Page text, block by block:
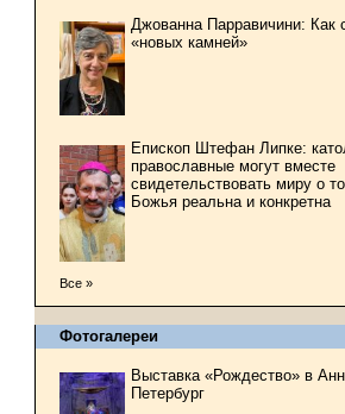
Джованна Парравичини: Как
«новых камней»
Епископ Штефан Липке:
православные могут вместе
свидетельствовать миру о
Божья реальна и конкретна
Все »
Фотогалереи
Выставка «Рождество» в
Петербург